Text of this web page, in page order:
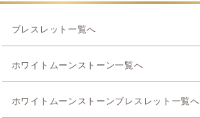
ブレスレット一覧へ
ホワイトムーンストーン一覧へ
ホワイトムーンストーンブレスレット一覧へ